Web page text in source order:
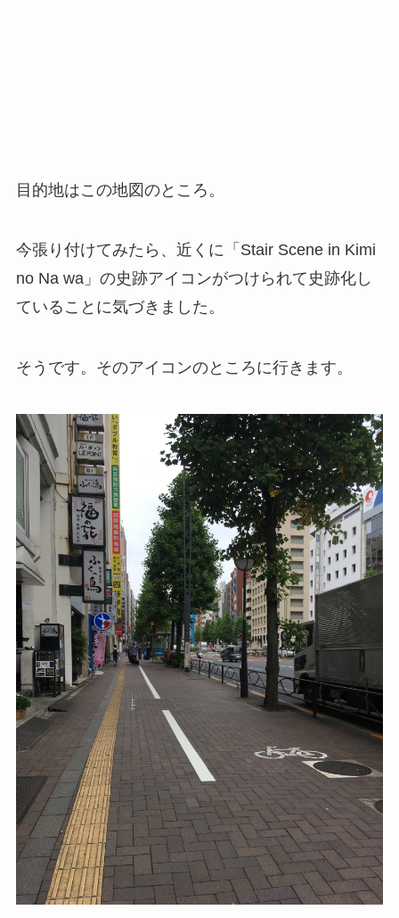
目的地はこの地図のところ。
今張り付けてみたら、近くに「Stair Scene in Kimi
no Na wa」の史跡アイコンがつけられて史跡化し
ていることに気づきました。
そうです。そのアイコンのところに行きます。